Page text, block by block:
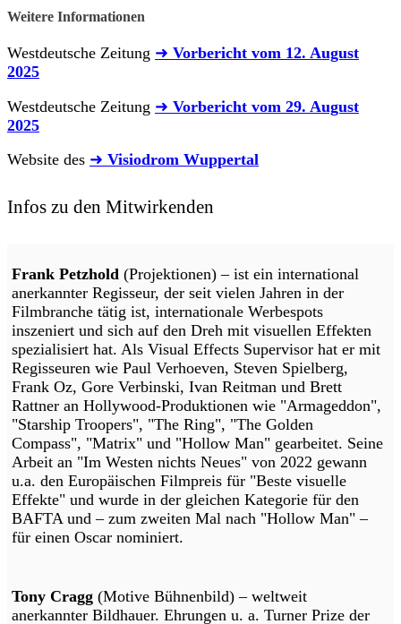
Weitere Informationen
Westdeutsche Zeitung ➜ Vorbericht vom 12. August
2025
Westdeutsche Zeitung ➜ Vorbericht vom 29. August
2025
Website des ➜ Visiodrom Wuppertal
Infos zu den Mitwirkenden
Frank Petzhold (Projektionen) – ist ein international
anerkannter Regisseur, der seit vielen Jahren in der
Filmbranche tätig ist, internationale Werbespots
inszeniert und sich auf den Dreh mit visuellen Effekten
spezialisiert hat. Als Visual Effects Supervisor hat er mit
Regisseuren wie Paul Verhoeven, Steven Spielberg,
Frank Oz, Gore Verbinski, Ivan Reitman und Brett
Rattner an Hollywood-Produktionen wie "Armageddon",
"Starship Troopers", "The Ring", "The Golden
Compass", "Matrix" und "Hollow Man" gearbeitet. Seine
Arbeit an "Im Westen nichts Neues" von 2022 gewann
u.a. den Europäischen Filmpreis für "Beste visuelle
Effekte" und wurde in der gleichen Kategorie für den
BAFTA und – zum zweiten Mal nach "Hollow Man" –
für einen Oscar nominiert.
Tony Cragg (Motive Bühnenbild) – weltweit
anerkannter Bildhauer. Ehrungen u. a. Turner Prize der